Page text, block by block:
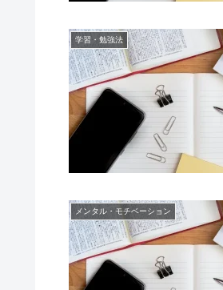
学習・勉強法
メンタル・モチベーション